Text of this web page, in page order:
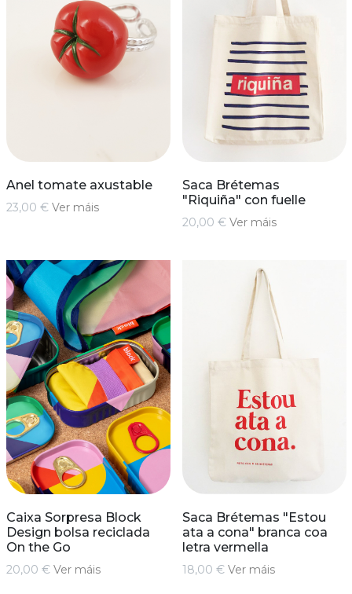
Anel tomate axustable
23,00 € Ver máis
Saca Brétemas
"Riquiña" con fuelle
20,00 € Ver máis
Caixa Sorpresa Block
Design bolsa reciclada
On the Go
20,00 € Ver máis
Saca Brétemas "Estou
ata a cona" branca coa
letra vermella
18,00 € Ver máis